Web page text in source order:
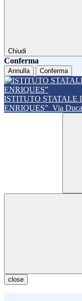
Chiudi
Conferma
Annulla Conferma
ISTITUTO STATALE
ENRIQUES" Via
close